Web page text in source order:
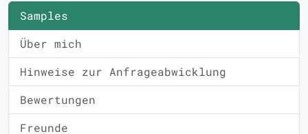
Samples
Über mich
Hinweise zur Anfrageabwicklung
Bewertungen
Freunde